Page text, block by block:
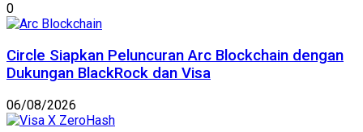
0
Circle Siapkan Peluncuran Arc Blockchain dengan
Dukungan BlackRock dan Visa
06/08/2026